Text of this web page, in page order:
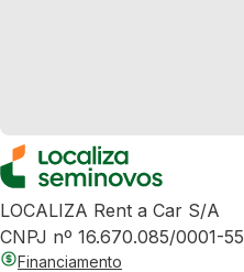
LOCALIZA Rent a Car S/A
CNPJ nº 16.670.085/0001-55
Financiamento